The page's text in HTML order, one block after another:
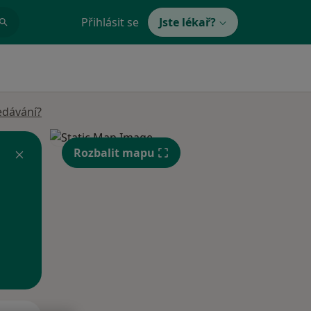
Přihlásit se Jste lékař?
Rozbalit mapu